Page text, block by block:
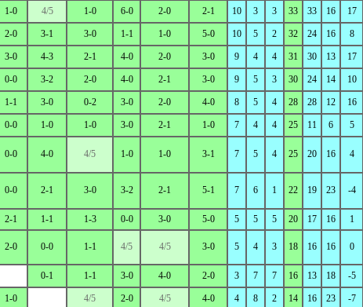
1-0 4/5 1-0 6-0 2-0 2-1 10 3 3 33 33 16 17
2-0 3-1 3-0 1-1 1-0 5-0 10 5 2 32 24 16 8
3-0 4-3 2-1 4-0 2-0 3-0 9 4 4 31 30 13 17
0-0 3-2 2-0 4-0 2-1 3-0 9 5 3 30 24 14 10
1-1 3-0 0-2 3-0 2-0 4-0 8 5 4 28 28 12 16
0-0 1-0 1-0 3-0 2-1 1-0 7 4 4 25 11 6 5
0-0 4-0 4/5 1-0 1-0 3-1 7 5 4 25 20 16 4
0-0 2-1 3-0 3-2 2-1 5-1 7 6 1 22 19 23 -4
2-1 1-1 1-3 0-0 3-0 5-0 5 5 5 20 17 16 1
2-0 0-0 1-1 4/5 4/5 3-0 5 4 3 18 16 16 0
0-1 1-1 3-0 4-0 2-0 3 7 7 16 13 18 -5
1-0 4/5 2-0 4/5 4-0 4 8 2 14 16 23 -7